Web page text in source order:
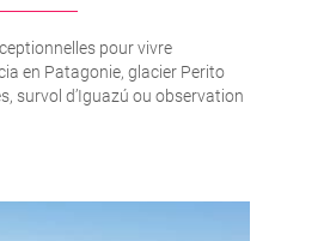
pour vivre
en Patagonie, glacier Perito
survol d’Iguazú ou observation